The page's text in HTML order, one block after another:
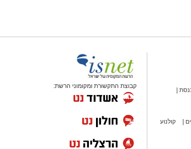
קולנוע
קבוצת התקשורת ומקומוני הרשת: